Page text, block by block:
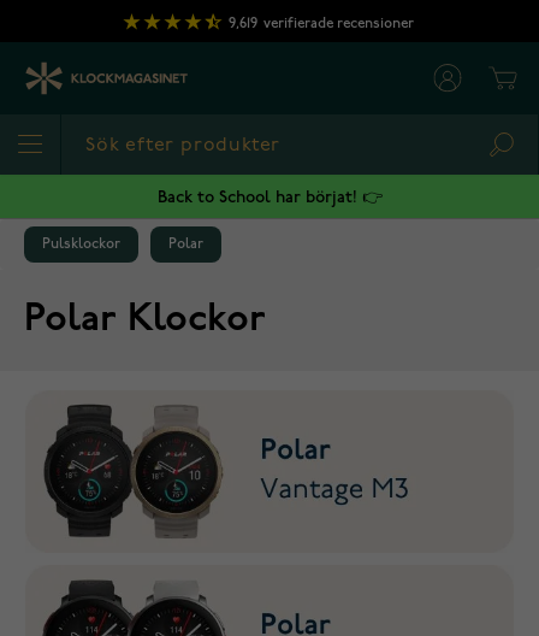
Hoppa till innehållet
9,619 verifierade recensioner
Back to School har börjat! 👉
Pulsklockor Polar
Polar Klockor